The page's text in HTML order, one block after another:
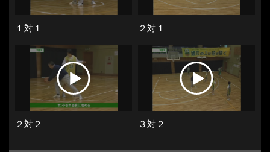
１対１ ２対１
２対２ ３対２